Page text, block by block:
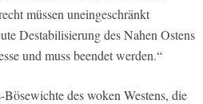
müssen uneingeschränkt
Destabilisierung des Nahen Ostens
und muss beendet werden.“
des woken Westens, die